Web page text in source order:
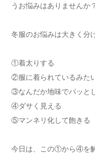
うお悩みはありませんか
冬服のお悩みは大きく分
①着太りする
②服に着られているみた
③なんだか地味でパッと
④ダサく見える
⑤マンネリ化して飽きる
今日は、この①から④を